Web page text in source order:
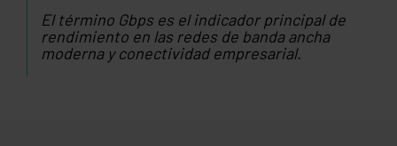
El término Gbps es el indicador principal de
rendimiento en las redes de banda ancha
moderna y conectividad empresarial.